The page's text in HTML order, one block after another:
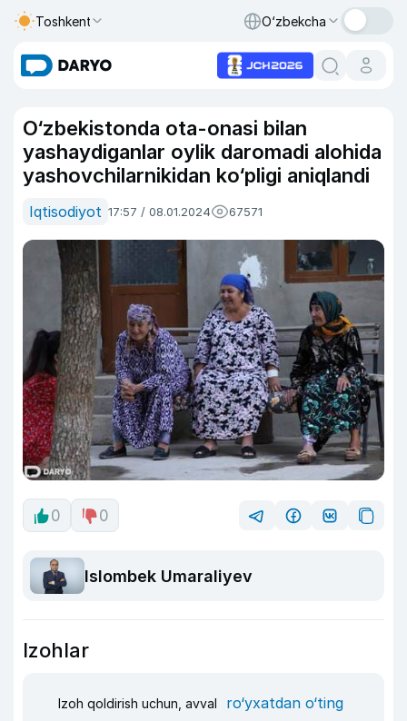
Toshkent O‘zbekcha
O‘zbekistonda ota-onasi bilan
yashaydiganlar oylik daromadi alohida
yashovchilarnikidan ko‘pligi aniqlandi
Iqtisodiyot 17:57 / 08.01.2024 67571
0 0
Islombek Umaraliyev
Izohlar
Izoh qoldirish uchun, avval ro‘yxatdan o‘ting